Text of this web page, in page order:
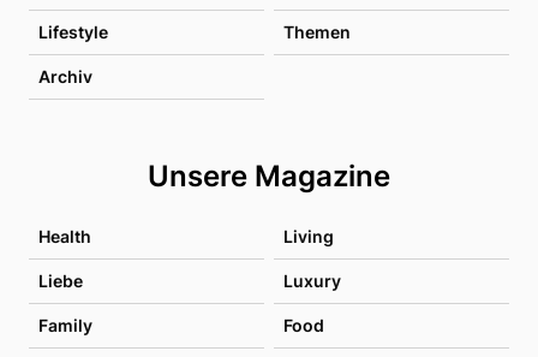
Lifestyle Themen
Archiv
Unsere Magazine
Health Living
Liebe Luxury
Family Food